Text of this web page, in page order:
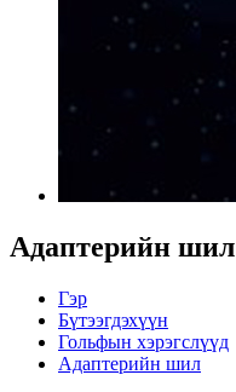
Адаптерийн шил
Гэр
Бүтээгдэхүүн
Гольфын хэрэгслүүд
Адаптерийн шил